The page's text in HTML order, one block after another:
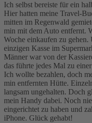
Ich selbst bereiste für ein
Hier hatten meine Travel-
mitten im Regenwald
min mit dem Auto entfernt.
Woche einkaufen zu gehen.
einzigen Kasse im
Männer war von der
das führte jedes Mal zu
Ich wollte bezahlen, doch
min entfernten Hütte.
langsam ungehalten. Doch
mein Handy dabei. Noch
eingerichtet zu haben und
iPhone. Glück gehabt!